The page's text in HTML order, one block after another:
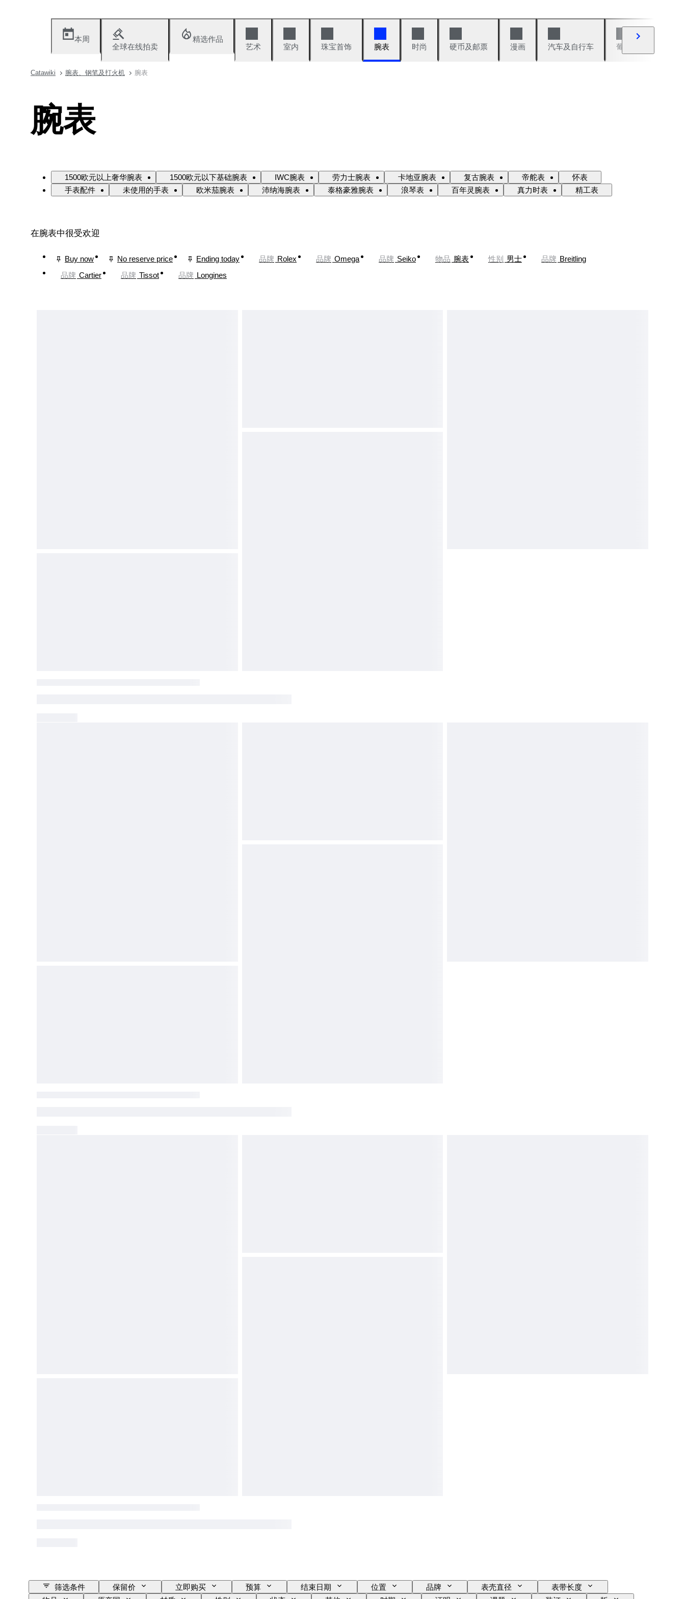
本周
全球在线拍卖
精选作品
艺术
室内 珠宝首饰 腕表 时尚 硬币及邮票 漫画 汽车及自行车 葡萄酒及烈性酒
Catawiki 腕表、钢笔及打火机 腕表
腕表
1500欧元以上奢华腕表 1500欧元以下基础腕表 IWC腕表 劳力士腕表 卡地亚腕表 复古腕表 帝舵表
怀表
手表配件
未使用的手表 欧米茄腕表 沛纳海腕表 泰格豪雅腕表 浪琴表 百年灵腕表 真力时表 精工表
在腕表中很受欢迎
Buy now No reserve price Ending today 品牌 Rolex 品牌 Omega 品牌 Seiko 物品 腕表 性别 男士 品牌 Breitling
品牌 Cartier 品牌 Tissot 品牌 Longines
筛选条件 保留价 立即购买 预算 结束日期 位置 品牌 表壳直径
表带长度